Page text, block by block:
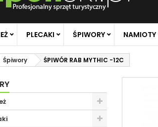
PLECAKI ŚPIWORY NAMIOTY
Śpiwory ŚPIWÓR RAB MYTHIC -12C